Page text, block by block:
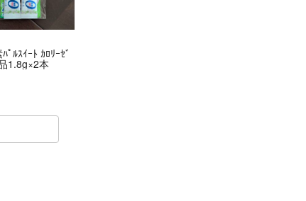
ィアの気持ちで出品しております‼️
間と手間が、本当に大変ですので新しい物を
ﾟﾙｽｲｰﾄ ｶﾛﾘｰｾﾞ
1.8g×2本